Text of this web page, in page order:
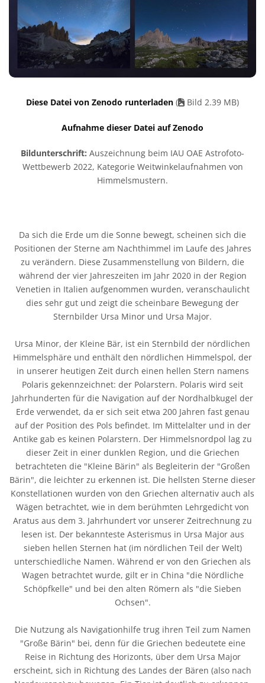
Diese Datei von Zenodo runterladen ( Bild 2.39 MB)
Aufnahme dieser Datei auf Zenodo
Bildunterschrift: Auszeichnung beim IAU OAE Astrofoto-
Wettbewerb 2022, Kategorie Weitwinkelaufnahmen von
Himmelsmustern.
Da sich die Erde um die Sonne bewegt, scheinen sich die
Positionen der Sterne am Nachthimmel im Laufe des Jahres
zu verändern. Diese Zusammenstellung von Bildern, die
während der vier Jahreszeiten im Jahr 2020 in der Region
Venetien in Italien aufgenommen wurden, veranschaulicht
dies sehr gut und zeigt die scheinbare Bewegung der
Sternbilder Ursa Minor und Ursa Major.
Ursa Minor, der Kleine Bär, ist ein Sternbild der nördlichen
Himmelsphäre und enthält den nördlichen Himmelspol, der
in unserer heutigen Zeit durch einen hellen Stern namens
Polaris gekennzeichnet: der Polarstern. Polaris wird seit
Jahrhunderten für die Navigation auf der Nordhalbkugel der
Erde verwendet, da er sich seit etwa 200 Jahren fast genau
auf der Position des Pols befindet. Im Mittelalter und in der
Antike gab es keinen Polarstern. Der Himmelsnordpol lag zu
dieser Zeit in einer dunklen Region, und die Griechen
betrachteten die "Kleine Bärin" als Begleiterin der "Großen
Bärin", die leichter zu erkennen ist. Die hellsten Sterne dieser
Konstellationen wurden von den Griechen alternativ auch als
Wägen betrachtet, wie in dem berühmten Lehrgedicht von
Aratus aus dem 3. Jahrhundert vor unserer Zeitrechnung zu
lesen ist. Der bekannteste Asterismus in Ursa Major aus
sieben hellen Sternen hat (im nördlichen Teil der Welt)
unterschiedliche Namen. Während er von den Griechen als
Wagen betrachtet wurde, gilt er in China "die Nördliche
Schöpfkelle" und bei den alten Römern als "die Sieben
Ochsen".
Die Nutzung als Navigationhilfe trug ihren Teil zum Namen
"Große Bärin" bei, denn für die Griechen bedeutete eine
Reise in Richtung des Horizonts, über dem Ursa Major
erscheint, sich in Richtung des Landes der Bären (also nach